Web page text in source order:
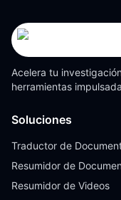
Acelera tu
herramientas
Soluciones
Traductor de
Resumidor de
Resumidor de Videos